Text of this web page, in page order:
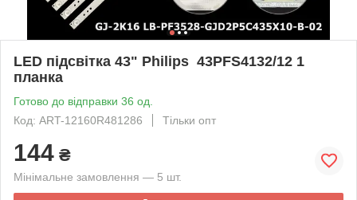
LED підсвітка 43" Philips 43PFS4132/12 1
планка
Готово до відправки 36 од.
Код: ART-12160R481286
Тільки опт
144 ₴
Мінімальне замовлення — 5 шт.